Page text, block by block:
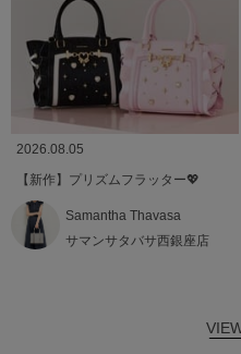
2026.08.05
【新作】プリズムフラッター💖
Samantha Thavasa
サマンサタバサ西銀座店